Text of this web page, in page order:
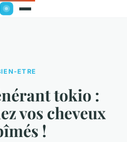
ETRE
tokio :
vos cheveux
!